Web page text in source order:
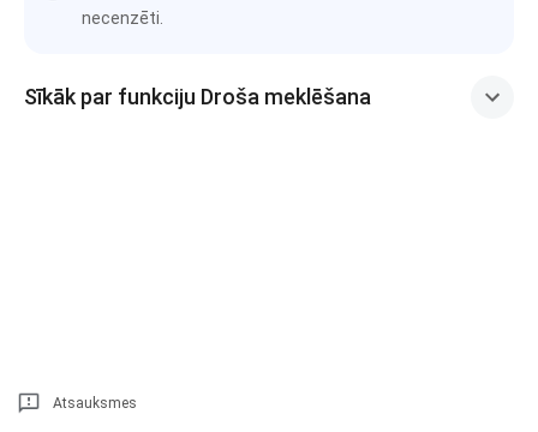
necenzēti.
Sīkāk par funkciju Droša meklēšana
Atsauksmes